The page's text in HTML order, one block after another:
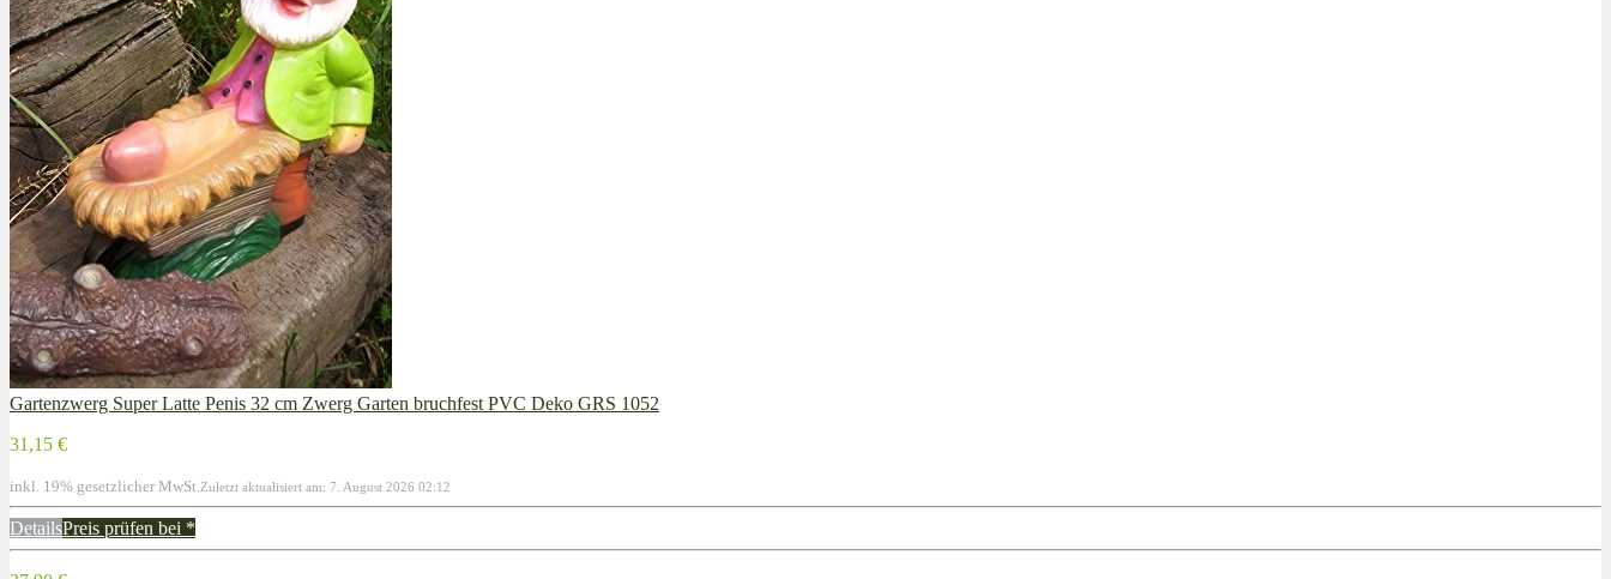
Gartenzwerg Super Latte Penis 32 cm Zwerg Garten bruchfest PVC Deko GRS 1052
31,15 €
inkl. 19% gesetzlicher MwSt. Zuletzt aktualisiert am: 7. August 2026 02:12
DetailsPreis prüfen bei *